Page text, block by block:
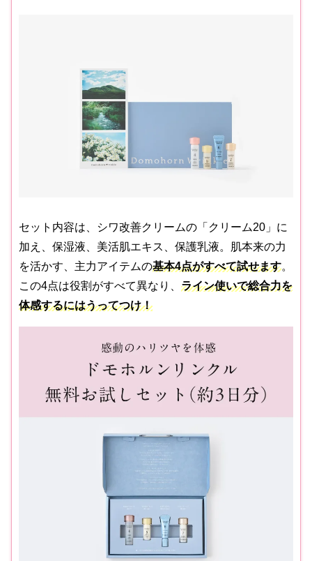
セット内容は、シワ改善クリームの「クリーム20」に
加え、保湿液、美活肌エキス、保護乳液。肌本来の力
を活かす、主力アイテムの基本4点がすべて試せます。
この4点は役割がすべて異なり、 ライン使いで総合力を
体感するにはうってつけ！